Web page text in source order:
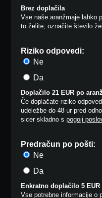
Brez doplačila
Vse naše aranžmaje lahko
to želite, označite število
Riziko odpovedi:
Ne
Da
Doplačilo 21 EUR po
Če doplačate riziko
udeležbe do 48 ur pred
sicer skladno spogoji
Predračun po pošti:
Ne
Da
Enkratno doplačilo 5 EUR
Vse potrebne informacije o